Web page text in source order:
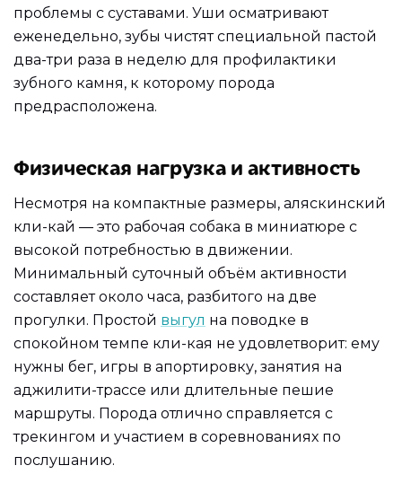
проблемы с суставами. Уши осматривают
еженедельно, зубы чистят специальной пастой
два-три раза в неделю для профилактики
зубного камня, к которому порода
предрасположена.
Физическая нагрузка и активность
Несмотря на компактные размеры, аляскинский
кли-кай — это рабочая собака в миниатюре с
высокой потребностью в движении.
Минимальный суточный объём активности
составляет около часа, разбитого на две
прогулки. Простой выгул на поводке в
спокойном темпе кли-кая не удовлетворит: ему
нужны бег, игры в апортировку, занятия на
аджилити-трассе или длительные пешие
маршруты. Порода отлично справляется с
трекингом и участием в соревнованиях по
послушанию.